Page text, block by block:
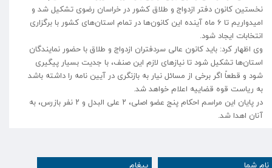
نخستین کانون دفتر ازدواج و طلاق کشور در خراسان رضوی تشکیل شد و
امیدواریم تا ۶ ماه آینده این کانون‌ها در تمام استان‌های کشور با برگزاری
انتخابات ایجاد شود.
وی اظهار کرد: باید کانون عالی سردفتران ازدواج و طلاق با حضور نمایندگان
استان‌ها تشکیل شود تا نیاز‌های لازم این صنف، با جدیت بسیار پیگیری
شود و قطعاً اگر برخی از مسائل نیار به بازنگری در آیین نامه را داشته باشد
به ریاست قوه قضاییه اعلام خواهد شد.
در پایان این مراسم احکام پنج عضو اصلی، ۲ علی البدل و ۲ نفر بازرس، به
آنان اهدا شد.